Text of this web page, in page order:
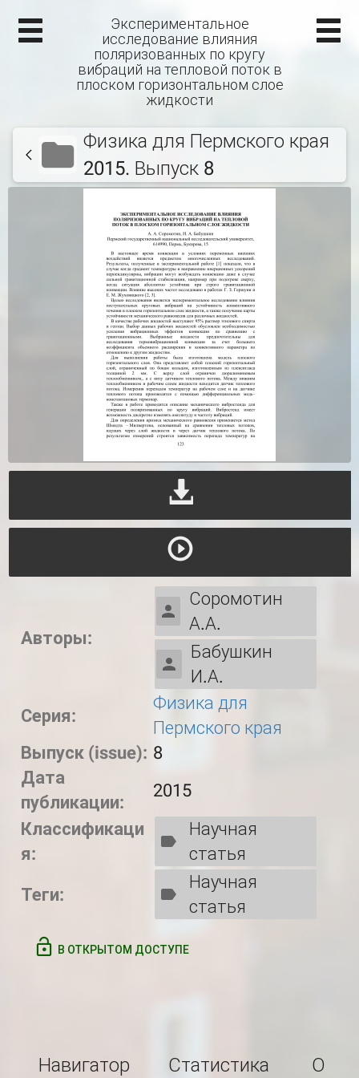
Экспериментальное
исследование влияния
поляризованных по кругу
вибраций на тепловой поток в
плоском горизонтальном слое
жидкости
Физика для Пермского края
2015. Выпуск 8
Авторы:
Соромотин
А.А.
Бабушкин
И.А.
Серия:
Физика для
Пермского края
Выпуск (issue): 8
Дата
публикации:
2015
Классификаци
я:
Научная
статья
Теги:
Научная
статья
В ОТКРЫТОМ ДОСТУПЕ
Навигатор Статистика О